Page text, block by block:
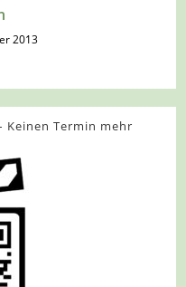
2013
Keinen Termin mehr